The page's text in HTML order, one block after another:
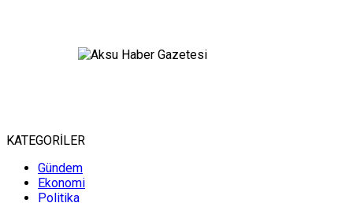
KATEGORİLER
Gündem
Ekonomi
Politika